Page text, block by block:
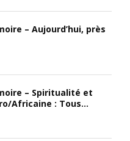
– Aujourd’hui, près
– Spiritualité et
Africaine : Tous...